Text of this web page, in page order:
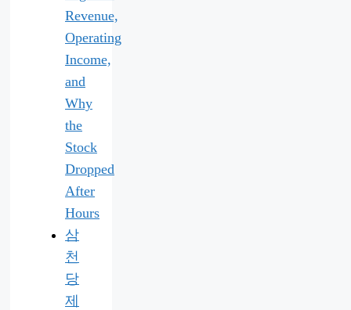
Revenue,
Operating
Income,
and
Why
the
Stock
Dropped
After
Hours
삼
천
당
제